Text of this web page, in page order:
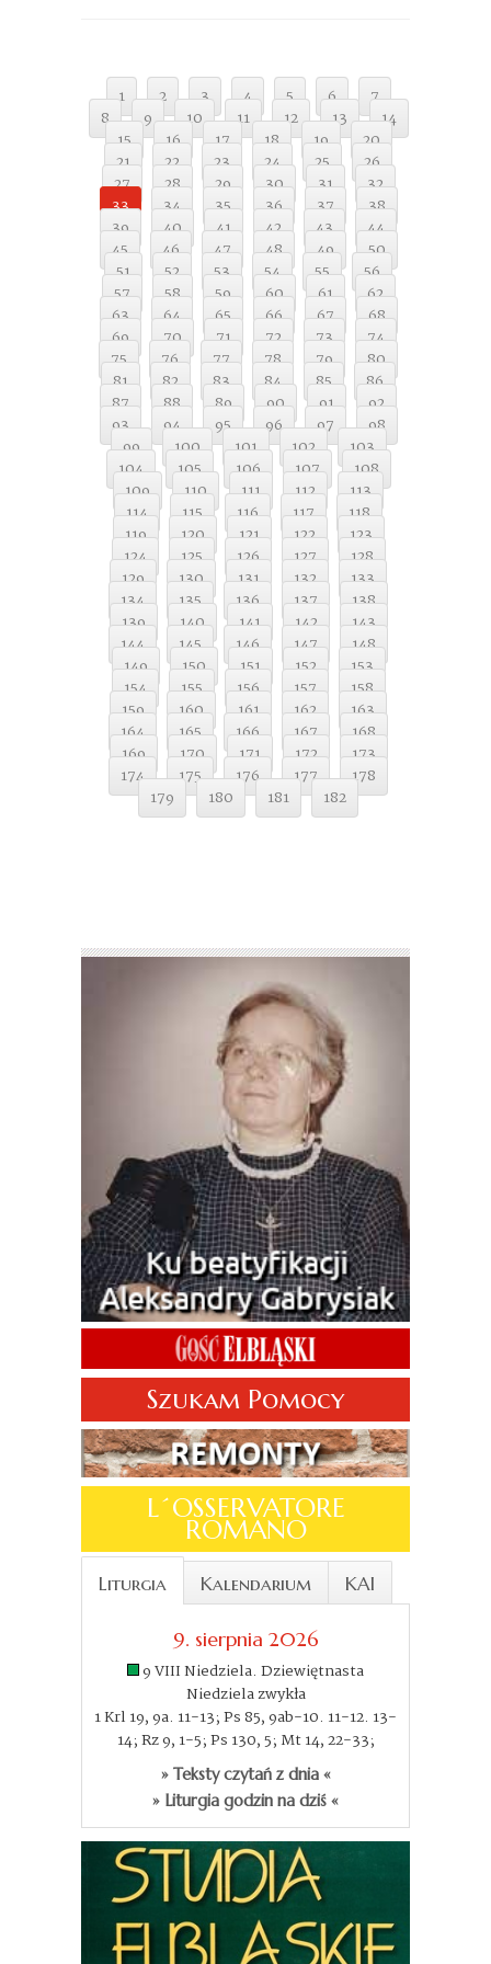
1 2 3 4 5 6
7
8
9 10 11 12 13
14
15
16 17 18 19
20
21
22 23 24 25
26
27
28 29 30 31
32
33
34 35 36 37
38
39
40 41 42 43
44
45
46 47 48 49
50
51
52 53 54 55
56
57
58 59 60 61
62
63
64 65 66 67
68
69
70 71 72 73
74
75
76 77 78 79
80
81
82 83 84 85
86
87
88 89 90 91
92
93
94 95 96 97
98
99
100 101 102
103
104
105 106 107
108
109
110 111 112
113
114
115 116 117
118
119
120 121 122
123
124
125 126 127
128
129
130 131 132
133
134
135 136 137
138
139
140 141 142
143
144
145 146 147
148
149
150 151 152
153
154
155 156 157
158
159
160 161 162
163
164
165 166 167
168
169
170 171 172
173
174
175 176 177
178
179
180 181 182
Szukam Pomocy
L´OSSERVATORE
ROMANO
Liturgia Kalendarium KAI
9. sierpnia 2026
9 VIII Niedziela. Dziewiętnasta
Niedziela zwykła
1 Krl 19, 9a. 11-13; Ps 85, 9ab-10. 11-12. 13-
14; Rz 9, 1-5; Ps 130, 5; Mt 14, 22-33;
» Teksty czytań z dnia «
» Liturgia godzin na dziś «